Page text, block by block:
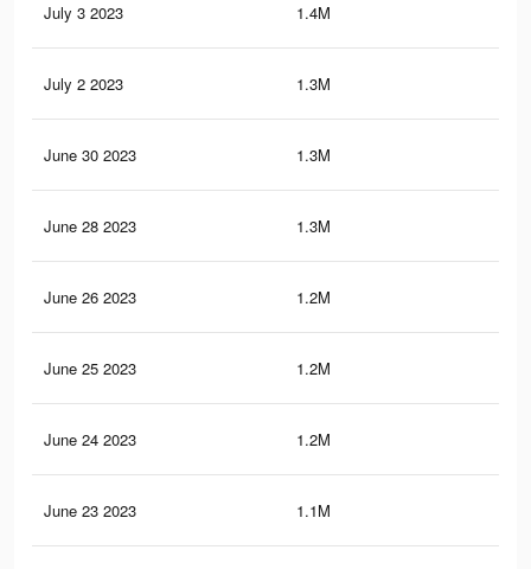
July 3 2023 1.4M
July 2 2023 1.3M
June 30 2023 1.3M
June 28 2023 1.3M
June 26 2023 1.2M
June 25 2023 1.2M
June 24 2023 1.2M
June 23 2023 1.1M